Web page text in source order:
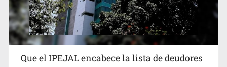
Reporta 627 acciones tras inundación en Balcones de
Oblatos
Que el IPEJAL encabece la lista de deudores